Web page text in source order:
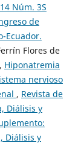
Núm. 3S
de
Ecuador.
Flores de
Hiponatremia
nervioso
, Revista de
Diálisis y
Diálisis y